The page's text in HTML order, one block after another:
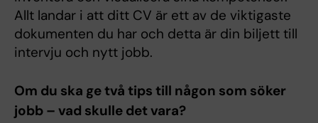
Allt landar i att ditt CV är ett av de viktigaste
dokumenten du har och detta är din biljett till
intervju och nytt jobb.
Om du ska ge två tips till någon som söker
jobb – vad skulle det vara?